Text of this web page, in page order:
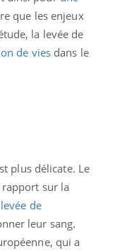
que les enjeux
la levée de
de viesdans le
plus délicate. Le
rapport sur la
de
leur sang.
qui a